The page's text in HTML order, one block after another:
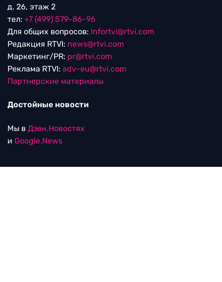
д. 26, этаж 2
тел: +7 (499) 579-86-96
Для общих вопросов: Infortvi@rtvi.com
Редакция RTVI: news@rtvi.com
Маркетинг/PR: pr@rtvi.com
Реклама RTVI: adv-eu@rtvi.com
Партнерские материалы
Достойные новости
Мы в Дзен.Новостях
и Google.News